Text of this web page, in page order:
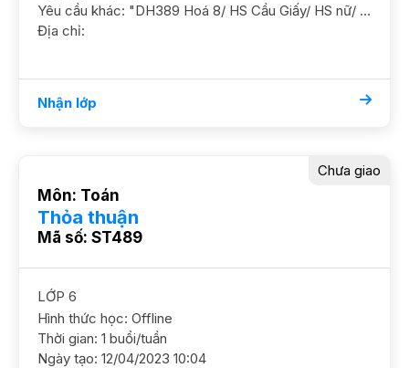
Yêu cầu khác: "DH389 Hoá 8/ HS Cầu Giấy/ HS nữ/ HL K Cần nắm chắc kiến thức cơ bản và ôn luyện thêm YC GS nữ DC Hàm Nghi- Mỹ Đình"
Địa chỉ:
Nhận lớp
Môn: Toán
Thỏa thuận
Mã số: ST489
Chưa giao
LỚP 6
Hình thức học: Offline
Thời gian: 1 buổi/tuần
Ngày tạo: 12/04/2023 10:04